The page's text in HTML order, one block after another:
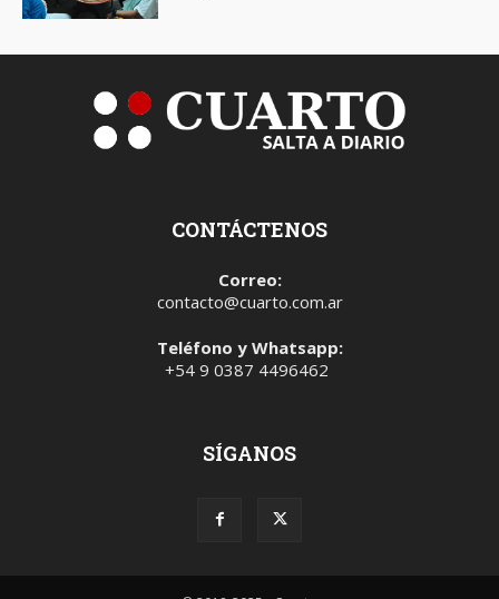
CONTÁCTENOS
Correo:
contacto@cuarto.com.ar
Teléfono y Whatsapp:
+54 9 0387 4496462
SÍGANOS